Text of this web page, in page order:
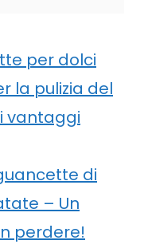
per dolci
la pulizia del
vantaggi
di
– Un
perdere!